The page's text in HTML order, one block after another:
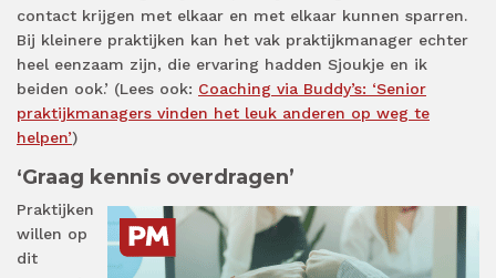
contact krijgen met elkaar en met elkaar kunnen sparren.
Bij kleinere praktijken kan het vak praktijkmanager echter
heel eenzaam zijn, die ervaring hadden Sjoukje en ik
beiden ook.’ (Lees ook: Coaching via Buddy’s: ‘Senior
praktijkmanagers vinden het leuk anderen op weg te
helpen’)
‘Graag kennis overdragen’
Praktijken
willen op
dit